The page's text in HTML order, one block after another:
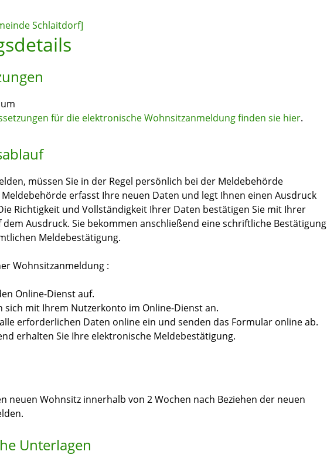
Schlaitdorf]
für die elektronische Wohnsitzanmeldung finden sie hier.
müssen Sie in der Regel persönlich bei der Meldebehörde
erfasst Ihre neuen Daten und legt Ihnen einen Ausdruck
Richtigkeit und Vollständigkeit Ihrer Daten bestätigen Sie mit Ihrer
Ausdruck. Sie bekommen anschließend eine schriftliche Bestätigung
Meldebestätigung.
Wohnsitzanmeldung :
Online-Dienst auf.
sich mit Ihrem Nutzerkonto im Online-Dienst an.
erforderlichen Daten online ein und senden das Formular online ab.
erhalten Sie Ihre elektronische Meldebestätigung.
neuen Wohnsitz innerhalb von 2 Wochen nach Beziehen der neuen
Unterlagen